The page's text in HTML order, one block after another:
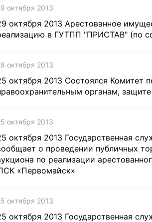
октября 2013
октября 2013 Арестованное
в ГУТПП "ПРИСТАВ" (по
октября 2013
октября 2013 Состоялся Комитет
органам,
октября 2013
октября 2013 Государственная
о проведении публичных
по реализации
«Первомайск»
октября 2013
октября 2013 Государственная